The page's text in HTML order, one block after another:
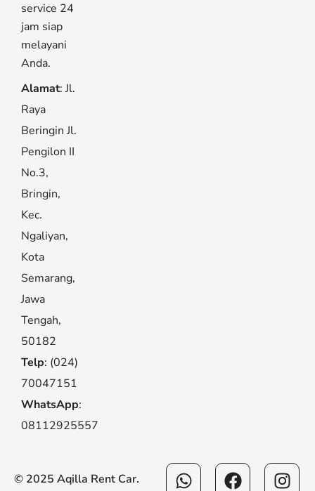
service 24
jam siap
melayani
Anda.
Alamat: Jl.
Raya
Beringin Jl.
Pengilon II
No.3,
Bringin,
Kec.
Ngaliyan,
Kota
Semarang,
Jawa
Tengah,
50182
Telp: (024)
70047151
WhatsApp:
08112925557
© 2025 Aqilla Rent Car.
WhatsappFacebook